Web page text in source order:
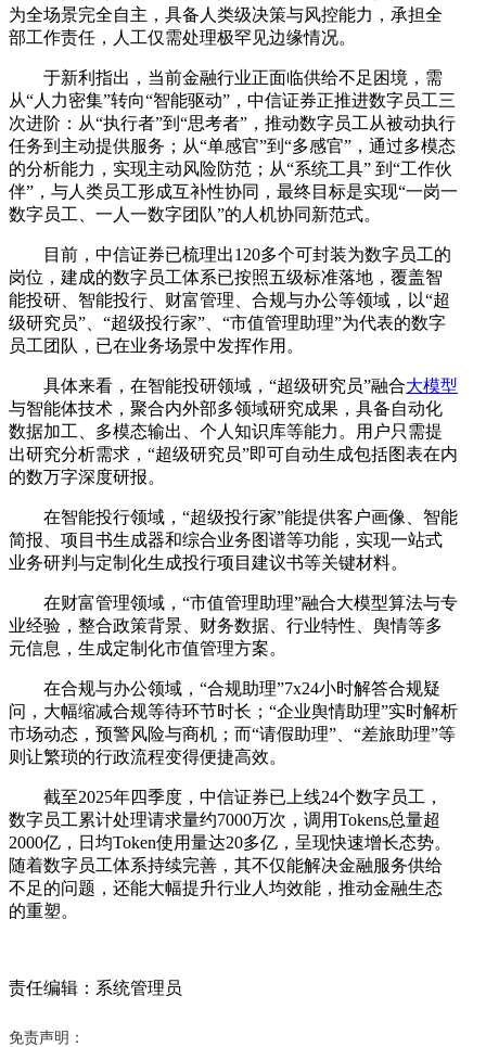
为全场景完全自主，具备人类级决策与风控能力，承担全
部工作责任，人工仅需处理极罕见边缘情况。
于新利指出，当前金融行业正面临供给不足困境，需
从“人力密集”转向“智能驱动”，中信证券正推进数字员工三
次进阶：从“执行者”到“思考者”，推动数字员工从被动执行
任务到主动提供服务；从“单感官”到“多感官”，通过多模态
的分析能力，实现主动风险防范；从“系统工具” 到“工作伙
伴”，与人类员工形成互补性协同，最终目标是实现“一岗一
数字员工、一人一数字团队”的人机协同新范式。
目前，中信证券已梳理出120多个可封装为数字员工的
岗位，建成的数字员工体系已按照五级标准落地，覆盖智
能投研、智能投行、财富管理、合规与办公等领域，以“超
级研究员”、“超级投行家”、“市值管理助理”为代表的数字
员工团队，已在业务场景中发挥作用。
具体来看，在智能投研领域，“超级研究员”融合大模型
与智能体技术，聚合内外部多领域研究成果，具备自动化
数据加工、多模态输出、个人知识库等能力。用户只需提
出研究分析需求，“超级研究员”即可自动生成包括图表在内
的数万字深度研报。
在智能投行领域，“超级投行家”能提供客户画像、智能
简报、项目书生成器和综合业务图谱等功能，实现一站式
业务研判与定制化生成投行项目建议书等关键材料。
在财富管理领域，“市值管理助理”融合大模型算法与专
业经验，整合政策背景、财务数据、行业特性、舆情等多
元信息，生成定制化市值管理方案。
在合规与办公领域，“合规助理”7x24小时解答合规疑
问，大幅缩减合规等待环节时长；“企业舆情助理”实时解析
市场动态，预警风险与商机；而“请假助理”、“差旅助理”等
则让繁琐的行政流程变得便捷高效。
截至2025年四季度，中信证券已上线24个数字员工，
数字员工累计处理请求量约7000万次，调用Tokens总量超
2000亿，日均Token使用量达20多亿，呈现快速增长态势。
随着数字员工体系持续完善，其不仅能解决金融服务供给
不足的问题，还能大幅提升行业人均效能，推动金融生态
的重塑。
责任编辑：系统管理员
免责声明：